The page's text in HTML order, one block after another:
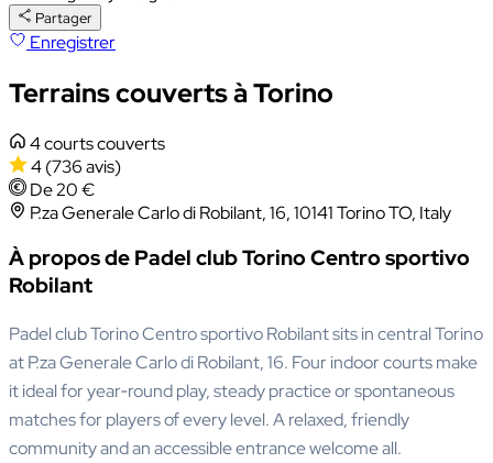
Partager
Enregistrer
Terrains couverts à Torino
4 courts couverts
4(736 avis)
De 20 €
P.za Generale Carlo di Robilant, 16, 10141 Torino TO, Italy
À propos de Padel club Torino Centro sportivo
Robilant
Padel club Torino Centro sportivo Robilant sits in central Torino
at P.za Generale Carlo di Robilant, 16. Four indoor courts make
it ideal for year‑round play, steady practice or spontaneous
matches for players of every level. A relaxed, friendly
community and an accessible entrance welcome all.